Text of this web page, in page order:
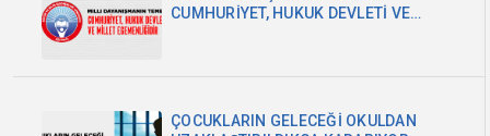
CUMHURİYET, HUKUK DEVLETİ VE
ÇOCUKLARIN GELECEĞİ OKULDAN